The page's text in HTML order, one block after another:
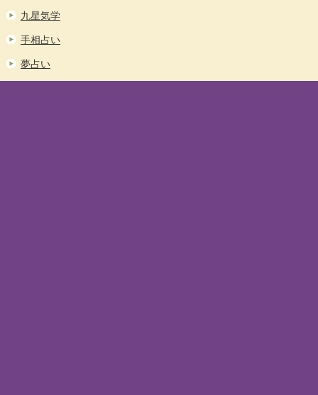
九星気学
手相占い
夢占い